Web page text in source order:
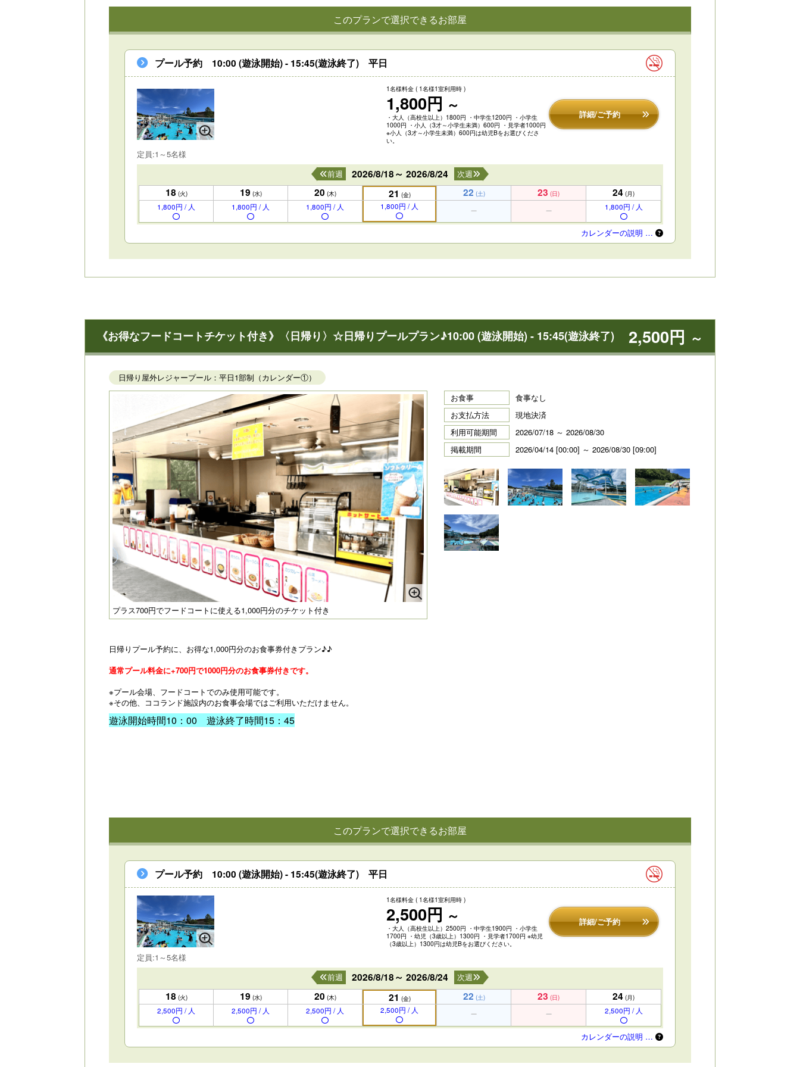
このプランで選択できるお部屋
プール予約 10:00 (遊泳開始) - 15:45(遊泳終了) 平日
1名様料金 ( 1名様1室利用時 )
1,800円 ～
・大人（高校生以上）1800円 ・中学生1200円 ・小学生
1000円 ・小人（3才～小学生未満）600円 ・見学者1000円
※小人（3才～小学生未満）600円は幼児Bをお選びくださ
い。
詳細/ご予約
定員:1～5名様
2026/8/18～ 2026/8/24
前週 次週
18 (火) 19 (水) 20 (木) 21 (金) 22 (土) 23 (日) 24 (月)
1,800円 / 人 1,800円 / 人 1,800円 / 人 1,800円 / 人 1,800円 / 人
カレンダーの説明 …
《お得なフードコートチケット付き》〈日帰り〉☆日帰りプールプラン♪10:00 (遊泳開始) - 15:45(遊泳終了) 2,500円 ～
日帰り屋外レジャープール：平日1部制（カレンダー①）
プラス700円でフードコートに使える1,000円分のチケット付き
お食事
食事なし
お支払方法
現地決済
利用可能期間
2026/07/18 ～ 2026/08/30
掲載期間
2026/04/14 [00:00] ～ 2026/08/30 [09:00]
日帰りプール予約に、お得な1,000円分のお食事券付きプラン♪♪
通常プール料金に+700円で1000円分のお食事券付きです。
※プール会場、フードコートでのみ使用可能です。
※その他、ココランド施設内のお食事会場ではご利用いただけません。
遊泳開始時間10：00 遊泳終了時間15：45
このプランで選択できるお部屋
プール予約 10:00 (遊泳開始) - 15:45(遊泳終了) 平日
1名様料金 ( 1名様1室利用時 )
2,500円 ～
・大人（高校生以上）2500円 ・中学生1900円 ・小学生
1700円 ・幼児（3歳以上）1300円 ・見学者1700円 ※幼児
（3歳以上）1300円は幼児Bをお選びください。
詳細/ご予約
定員:1～5名様
2026/8/18～ 2026/8/24
前週 次週
18 (火) 19 (水) 20 (木) 21 (金) 22 (土) 23 (日) 24 (月)
2,500円 / 人 2,500円 / 人 2,500円 / 人 2,500円 / 人 2,500円 / 人
カレンダーの説明 …